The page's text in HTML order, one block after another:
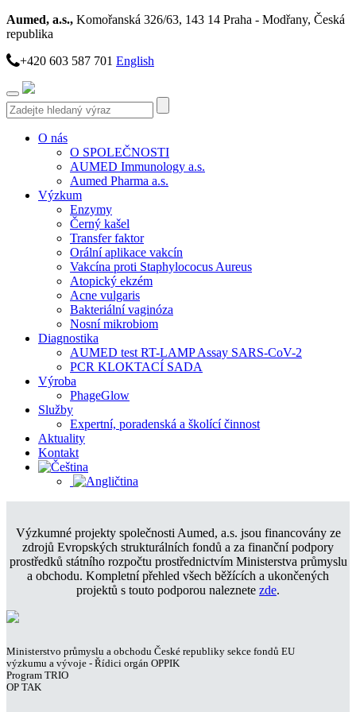
Aumed, a.s., Komořanská 326/63, 143 14 Praha - Modřany, Česká
republika
+420 603 587 701 English
Toggle
navigation
O nás
O SPOLEČNOSTI
AUMED Immunology a.s.
Aumed Pharma a.s.
Výzkum
Enzymy
Černý kašel
Transfer faktor
Orální aplikace vakcín
Vakcína proti Staphylococus Aureus
Atopický ekzém
Acne vulgaris
Bakteriální vaginóza
Nosní mikrobiom
Diagnostika
AUMED test RT-LAMP Assay SARS-CoV-2
PCR KLOKTACÍ SADA
Výroba
PhageGlow
Služby
Expertní, poradenská a školící činnost
Aktuality
Kontakt
Výzkumné projekty společnosti Aumed, a.s. jsou financovány ze
zdrojů Evropských strukturálních fondů a za finanční podpory
prostředků státního rozpočtu prostřednictvím Ministerstva průmyslu
a obchodu. Kompletní přehled všech běžících a ukončených
projektů s touto podporou naleznete zde.
Ministerstvo průmyslu a obchodu České republiky sekce fondů EU
výzkumu a vývoje - Řídici orgán OPPIK
Program TRIO
OP TAK